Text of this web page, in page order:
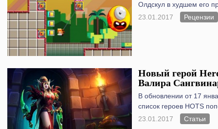
Олдскул в худшем его
23.01.2017
Рецензии
Новый герой
Валира
В обновлении от 17
список героев HOTS
23.01.2017
Статьи